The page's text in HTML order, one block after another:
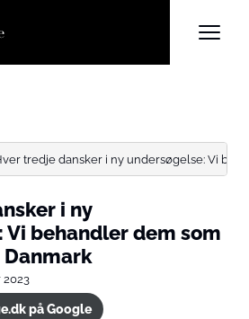
tredje dansker i ny undersøgelse: Vi
i ny
Vi behandler dem som
2023
på Google